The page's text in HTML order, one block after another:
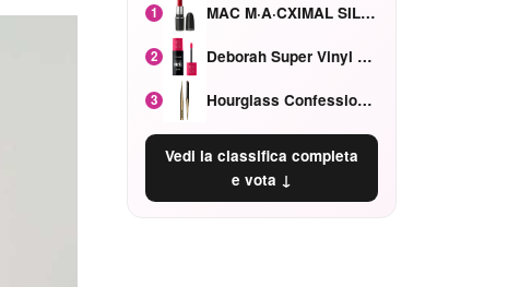
1 MAC M·A·CXIMAL SILKY MATTE Red Rock mat
2 Deborah Super Vinyl Shake Rosa Ciliegia
3 Hourglass Confession Ricaricabile Ultra Preciso Ad Alta Intensità Secretly Classic Red
Vedi la classifica completa
e vota ↓